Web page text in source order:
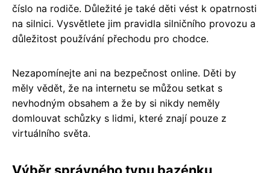
číslo na rodiče. Důležité je také děti vést k opatrnosti
na silnici. Vysvětlete jim pravidla silničního provozu a
důležitost používání přechodu pro chodce.
Nezapomínejte ani na bezpečnost online. Děti by
měly vědět, že na internetu se můžou setkat s
nevhodným obsahem a že by si nikdy neměly
domlouvat schůzky s lidmi, které znají pouze z
virtuálního světa.